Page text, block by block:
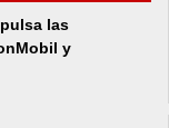
las
y